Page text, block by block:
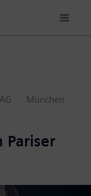
München
Pariser